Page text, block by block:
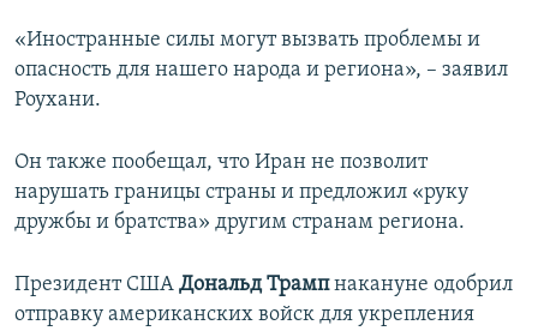
ELIFBE
УКРАИНСКАЯ ПРОБЛЕМА КРЫМА
«Иностранные силы могут вызвать проблемы и
опасность для нашего народа и региона», – заявил
Роухани.
Он также пообещал, что Иран не позволит
нарушать границы страны и предложил «руку
дружбы и братства» другим странам региона.
Президент США Дональд Трампнакануне одобрил
отправку американских войск для укрепления